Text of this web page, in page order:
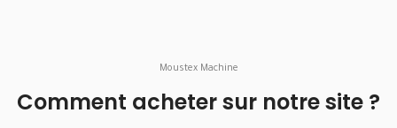
Moustex Machine
Comment acheter sur notre site ?